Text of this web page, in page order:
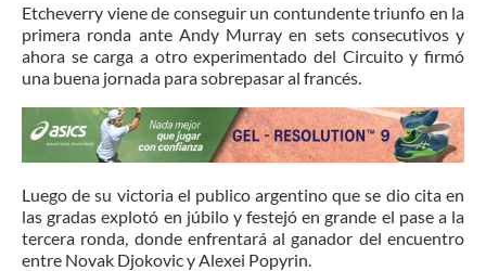
Etcheverry viene de conseguir un contundente triunfo en la
primera ronda ante Andy Murray en sets consecutivos y
ahora se carga a otro experimentado del Circuito y firmó
una buena jornada para sobrepasar al francés.
Luego de su victoria el publico argentino que se dio cita en
las gradas explotó en júbilo y festejó en grande el pase a la
tercera ronda, donde enfrentará al ganador del encuentro
entre Novak Djokovic y Alexei Popyrin.